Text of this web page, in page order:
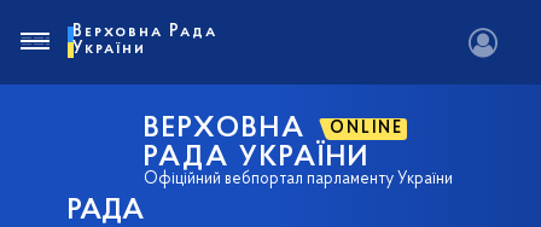
РАДА
ВЕРХОВНА ONLINE
РАДА УКРАЇНИ
Офіційний вебпортал парламенту України
Верховна Рада
України